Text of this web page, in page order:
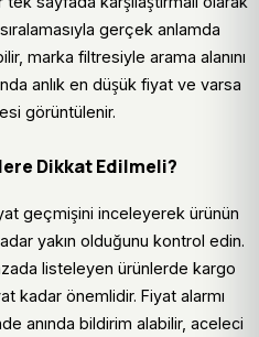
gerçek anlamda
marka filtresiyle arama alanını
anlık en düşük fiyat ve varsa
görüntülenir.
Dikkat Edilmeli?
geçmişini inceleyerek ürünün
yakın olduğunu kontrol edin.
listeleyen ürünlerde kargo
kadar önemlidir. Fiyat alarmı
anında bildirim alabilir, aceleci